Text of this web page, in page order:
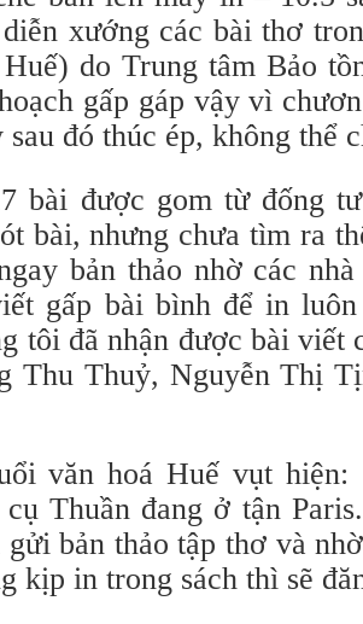
xướng các bài thơ
do Trung tâm Bảo
gấp gáp vậy vì
sau đó thúc ép, không thể
bài được gom từ đống
bài, nhưng chưa tìm ra
bản thảo nhờ các
gấp bài bình để in
tôi đã nhận được bài viết
Thu Thuỷ, Nguyễn Thị
văn hoá Huế vụt hiện:
cụ Thuần đang ở tận
bản thảo tập thơ và
kịp in trong sách thì sẽ